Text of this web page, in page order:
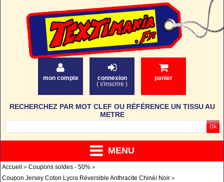
mon compte
connexion
( s'inscrire )
panier
MENU
RECHERCHEZ PAR MOT CLEF OU RÉFÉRENCE UN TISSU AU
METRE
Accueil
Coupons soldes - 50%
Coupon Jersey Coton Lycra Réversible Anthracite Chiné/ Noir